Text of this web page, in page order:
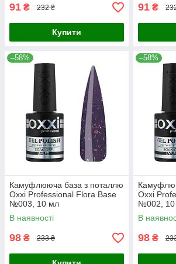
91 ₴ 232 ₴
Купити
91 ₴
–58%
Камуфлююча база з поталлю
Oxxi Professional Flora Base
№003, 10 мл
В наявності
98 ₴ 233 ₴
–58%
Oxxi
№002,
В
98 ₴